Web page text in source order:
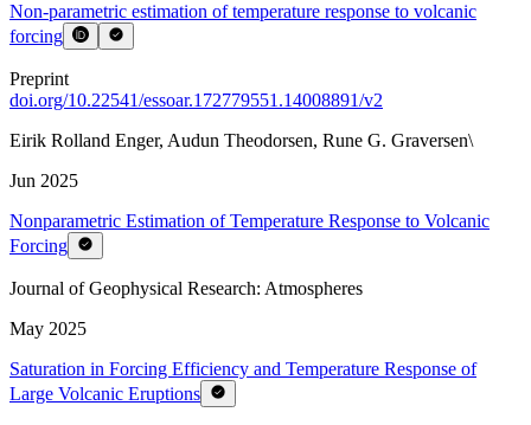
Non-parametric estimation of temperature response to volcanic
forcing
Preprint
doi.org/10.22541/essoar.172779551.14008891/v2
Eirik Rolland Enger, Audun Theodorsen, Rune G. Graversen\
Jun 2025
Nonparametric Estimation of Temperature Response to Volcanic
Forcing
Journal of Geophysical Research: Atmospheres
May 2025
Saturation in Forcing Efficiency and Temperature Response of
Large Volcanic Eruptions